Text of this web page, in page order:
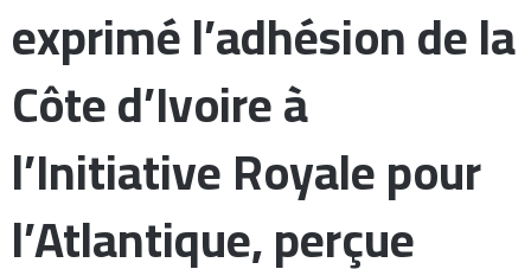
exprimé l’adhésion de la
Côte d’Ivoire à
l’Initiative Royale pour
l’Atlantique, perçue